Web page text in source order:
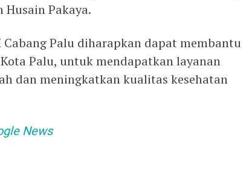
Husain Pakaya.
Cabang Palu diharapkan dapat membantu
Palu, untuk mendapatkan layanan
dan meningkatkan kualitas kesehatan
News